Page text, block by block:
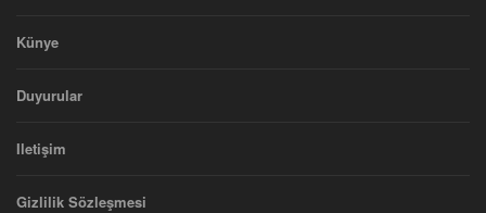
Künye
Duyurular
Iletişim
Gizlilik Sözleşmesi